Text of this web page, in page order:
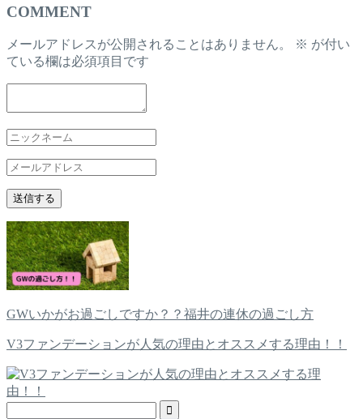
COMMENT
メールアドレスが公開されることはありません。 ※ が付い
ている欄は必須項目です
GWいかがお過ごしですか？？福井の連休の過ごし方
V3ファンデーションが人気の理由とオススメする理由！！